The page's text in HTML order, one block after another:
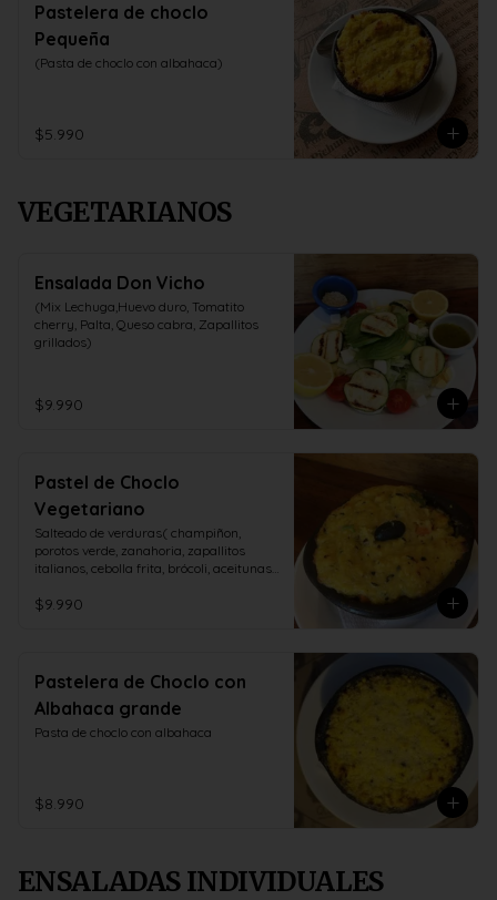
Pastelera de choclo
Pequeña
(Pasta de choclo con albahaca)
$5.990
VEGETARIANOS
Ensalada Don Vicho
(Mix Lechuga,Huevo duro, Tomatito
cherry, Palta, Queso cabra, Zapallitos
grillados)
$9.990
Pastel de Choclo
Vegetariano
Salteado de verduras( champiñon,
porotos verde, zanahoria, zapallitos
italianos, cebolla frita, brócoli, aceitunas,
$9.990
Pastelera de Choclo con
Albahaca grande
Pasta de choclo con albahaca
$8.990
ENSALADAS INDIVIDUALES